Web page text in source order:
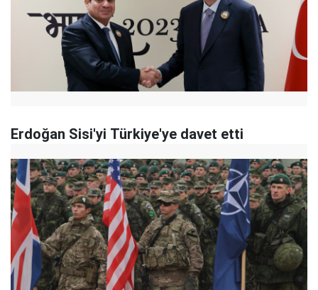
Erdoğan Sisi'yi Türkiye'ye davet etti